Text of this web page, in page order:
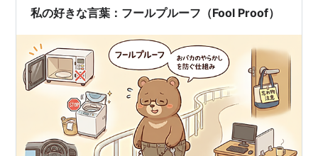
私の好きな言葉：フールプルーフ（Fool Proof）